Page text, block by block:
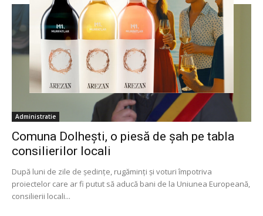
Administratie
Comuna Dolheşti, o piesă de şah pe tabla
consilierilor locali
După luni de zile de şedinţe, rugăminţi şi voturi împotriva
proiectelor care ar fi putut să aducă bani de la Uniunea Europeană,
consilierii locali...